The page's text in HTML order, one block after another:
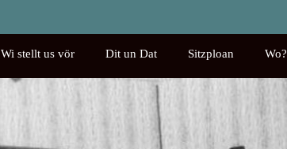
Wi stellt us vör Dit un Dat Sitzploan Wo?